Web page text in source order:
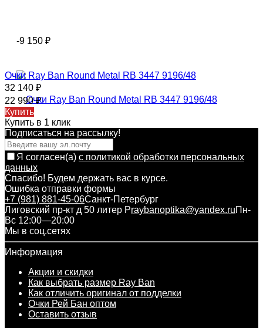
-9 150 ₽
Очки Ray Ban Round Metal RB 3447 9196/48
32 140 ₽
22 990₽
Купить
Купить в 1 клик
Подписаться на рассылкy!
Я согласен(a) с политикой обработки персональных
данных
Спасибо! Будем держать вас в курсе.
Ошибка отправки формы
+7 (981) 881-45-06Санкт-Петербург
Лиговский пр-кт д 50 литер Рraybanoptika@yandex.ruПн-
Вс 12:00—20:00
Мы в соц.сетях
Информация
Акции и скидки
Как выбрать размер Ray Ban
Как отличить оригинал от подделки
Очки Рей Бан оптом
Оставить отзыв